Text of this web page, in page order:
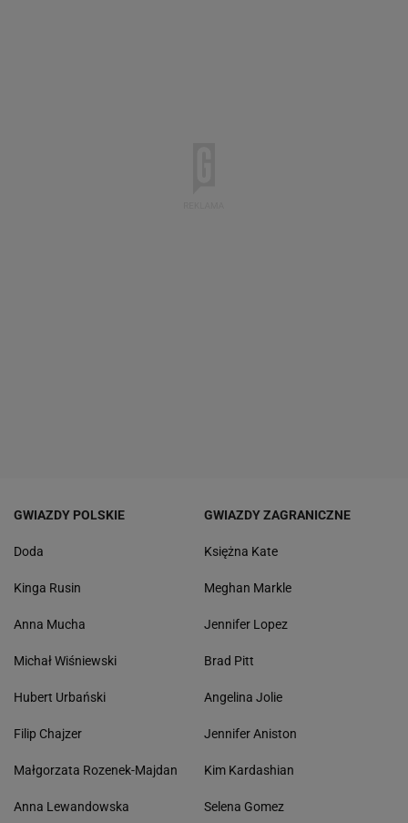
GWIAZDY POLSKIE
Doda
Kinga Rusin
Anna Mucha
Michał Wiśniewski
Hubert Urbański
Filip Chajzer
Małgorzata Rozenek-Majdan
Anna Lewandowska
GWIAZDY ZAGRANICZNE
Księżna Kate
Meghan Markle
Jennifer Lopez
Brad Pitt
Angelina Jolie
Jennifer Aniston
Kim Kardashian
Selena Gomez